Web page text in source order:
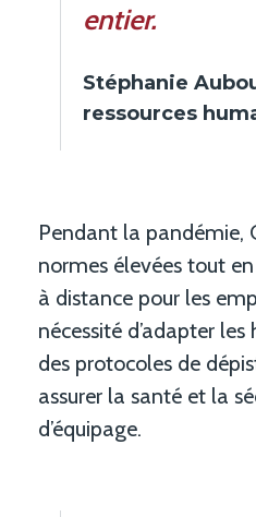
entier.
Stéphanie
ressources
Pendant la pandémie,
normes élevées tout
à distance pour les
nécessité d’adapter
des protocoles de
assurer la santé et la
d’équipage.